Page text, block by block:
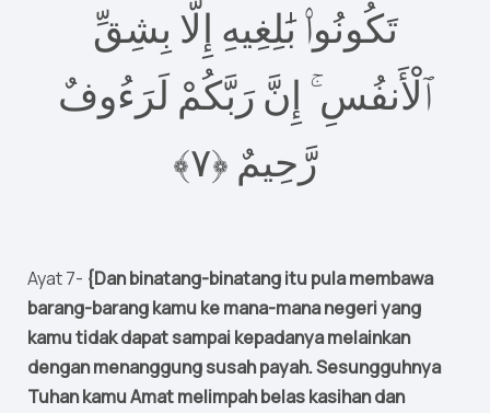
تَكُونُوا۟ بَٰلِغِيهِ إِلَّا بِشِقِّ
ٱلْأَنفُسِ ۚ إِنَّ رَبَّكُمْ لَرَءُوفٌ
رَّحِيمٌ ‎﴿٧﴾
Ayat 7- {Dan binatang-binatang itu pula membawa
barang-barang kamu ke mana-mana negeri yang
kamu tidak dapat sampai kepadanya melainkan
dengan menanggung susah payah. Sesungguhnya
Tuhan kamu Amat melimpah belas kasihan dan